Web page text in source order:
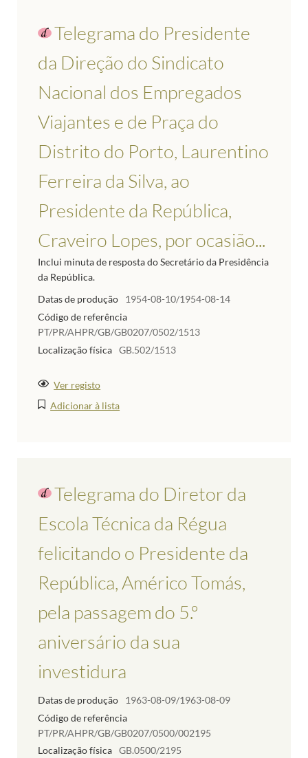
Telegrama do Presidente
da Direção do Sindicato
Nacional dos Empregados
Viajantes e de Praça do
Distrito do Porto, Laurentino
Ferreira da Silva, ao
Presidente da República,
Craveiro Lopes, por ocasião...
Inclui minuta de resposta do Secretário da Presidência
da República.
Datas de produção
1954-08-10/1954-08-14
Código de referência
PT/PR/AHPR/GB/GB0207/0502/1513
Localização física GB.502/1513
Ver registo
Adicionar à lista
Telegrama do Diretor da
Escola Técnica da Régua
felicitando o Presidente da
República, Américo Tomás,
pela passagem do 5.º
aniversário da sua
investidura
Datas de produção
1963-08-09/1963-08-09
Código de referência
PT/PR/AHPR/GB/GB0207/0500/002195
Localização física GB.0500/2195